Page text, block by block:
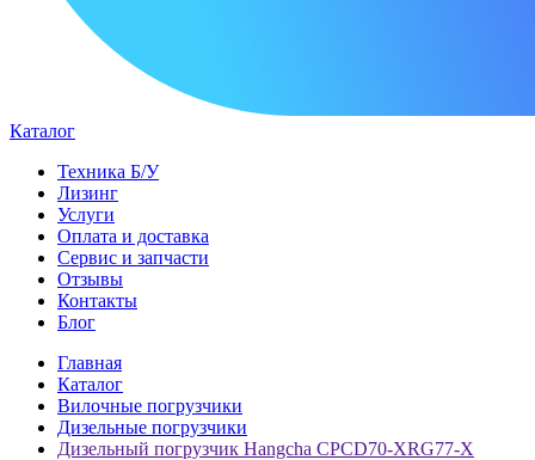
Каталог
Техника Б/У
Лизинг
Услуги
Оплата и доставка
Сервис и запчасти
Отзывы
Контакты
Блог
Главная
Каталог
Вилочные погрузчики
Дизельные погрузчики
Дизельный погрузчик Hangcha CPCD70-XRG77-X